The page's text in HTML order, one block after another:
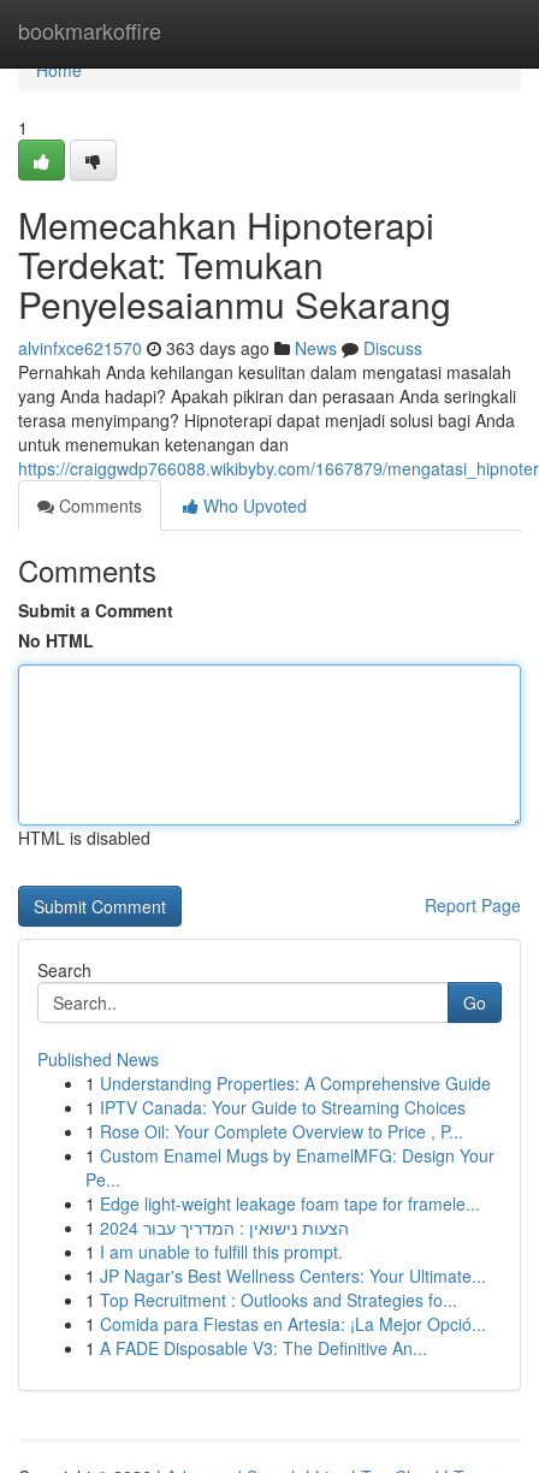
bookmarkoffire
Home
Home
1
Memecahkan Hipnoterapi
Terdekat: Temukan
Penyelesaianmu Sekarang
alvinfxce621570 363 days ago News
Discuss
Pernahkah Anda kehilangan kesulitan dalam mengatasi masalah
yang Anda hadapi? Apakah pikiran dan perasaan Anda seringkali
terasa menyimpang? Hipnoterapi dapat menjadi solusi bagi Anda
untuk menemukan ketenangan dan
https://craiggwdp766088.wikibyby.com/1667879/
Comments
Who Upvoted
Comments
Submit a Comment
No HTML
HTML is disabled
Report Page
Search
Go
Published News
1 Understanding Properties: A Comprehensive Guide
1 IPTV Canada: Your Guide to Streaming Choices
1 Rose Oil: Your Complete Overview to Price , P...
1 Custom Enamel Mugs by EnamelMFG: Design Your
Pe...
1 Edge light-weight leakage foam tape for framele...
1
הצעות נישואין : המדריך עבור 2024
1 I am unable to fulfill this prompt.
1 JP Nagar's Best Wellness Centers: Your Ultimate...
1 Top Recruitment : Outlooks and Strategies fo...
1 Comida para Fiestas en Artesia: ¡La Mejor Opció...
1 A FADE Disposable V3: The Definitive An...